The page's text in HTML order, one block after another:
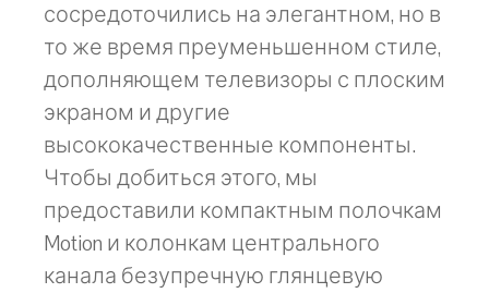
сосредоточились на элегантном, но в
то же время преуменьшенном стиле,
дополняющем телевизоры с плоским
экраном и другие
высококачественные компоненты.
Чтобы добиться этого, мы
предоставили компактным полочкам
Motion и колонкам центрального
канала безупречную глянцевую